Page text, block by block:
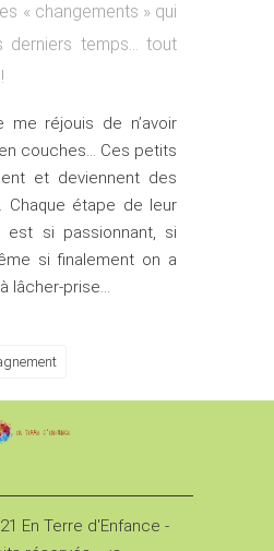
« changements » qui
derniers temps… tout
me réjouis de n’avoir
couches… Ces petits
et deviennent des
Chaque étape de leur
est si passionnant, si
si finalement on a
lâcher-prise…
En Terre d'Enfance -